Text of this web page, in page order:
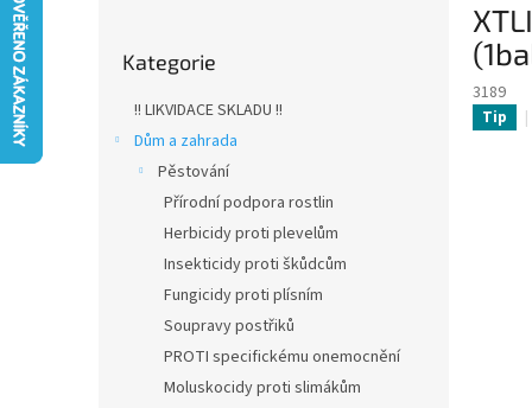
kategorie
Kategorie
!! LIKVIDACE SKLADU !!
Dům a zahrada
Pěstování
Přírodní podpora rostlin
Herbicidy proti plevelům
Insekticidy proti škůdcům
Fungicidy proti plísním
Soupravy postřiků
PROTI specifickému onemocnění
Moluskocidy proti slimákům
3189
Tip